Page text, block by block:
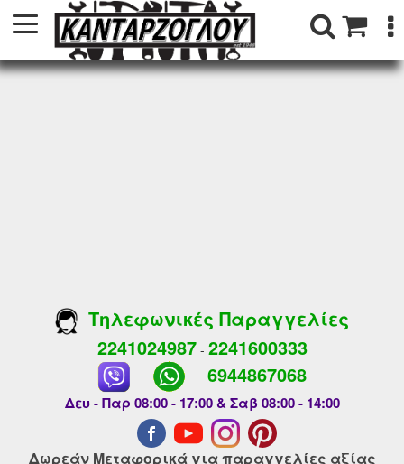
Τηλεφωνικές Παραγγελίες
2241024987- 2241600333
6944867068
Δευ - Παρ 08:00 - 17:00 & Σαβ 08:00 - 14:00
Δωρεάν Μεταφορικά για παραγγελίες αξίας